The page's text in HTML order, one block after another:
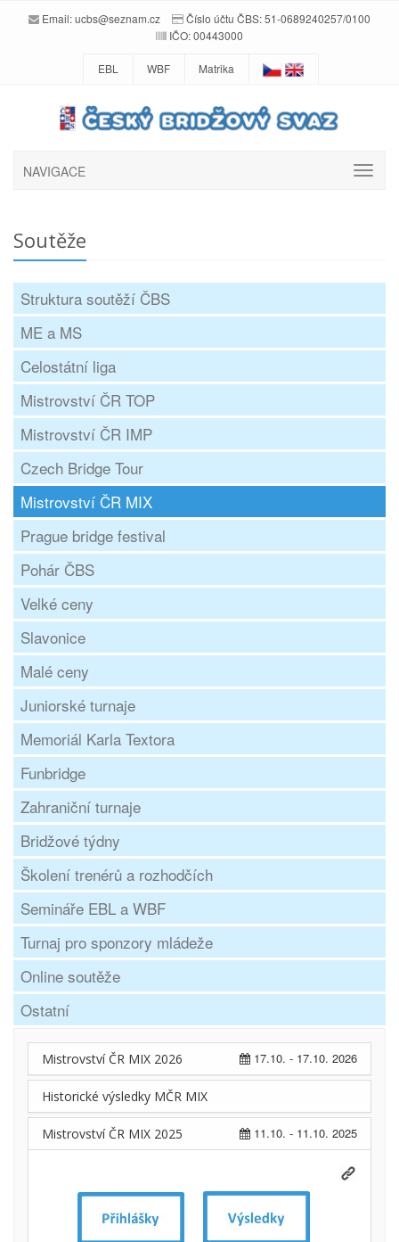
Email:ucbs@seznam.cz
Číslo účtu ČBS: 51-0689240257/0100
IČO: 00443000
EBL WBF Matrika
NAVIGACE
Soutěže
Struktura soutěží ČBS
ME a MS
Celostátní liga
Mistrovství ČR TOP
Mistrovství ČR IMP
Czech Bridge Tour
Mistrovství ČR MIX
Prague bridge festival
Pohár ČBS
Velké ceny
Slavonice
Malé ceny
Juniorské turnaje
Memoriál Karla Textora
Funbridge
Zahraniční turnaje
Bridžové týdny
Školení trenérů a rozhodčích
Semináře EBL a WBF
Turnaj pro sponzory mládeže
Online soutěže
Ostatní
17.10. - 17.10. 2026
Mistrovství ČR MIX 2026
Historické výsledky MČR MIX
11.10. - 11.10. 2025
Mistrovství ČR MIX 2025